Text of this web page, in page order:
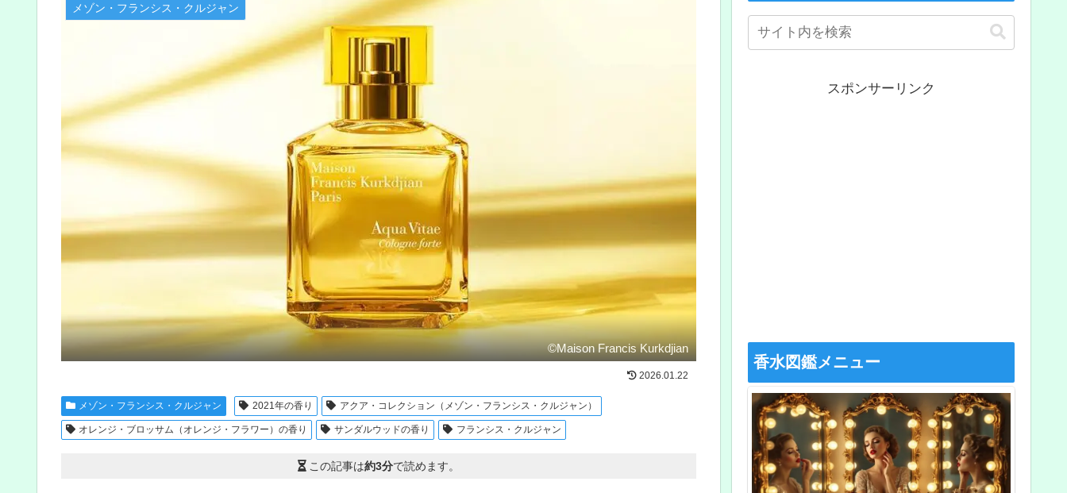
メゾン・フランシス・クルジャン
©Maison Francis Kurkdjian
2026.01.22
メゾン・フランシス・クルジャン 2021年の香り アクア・コレクション（メゾン・フランシス・クルジャン）
オレンジ・ブロッサム（オレンジ・フラワー）の香り サンダルウッドの香り フランシス・クルジャン
この記事は約3分で読めます。
スポンサーリンク
香水図鑑メニュー